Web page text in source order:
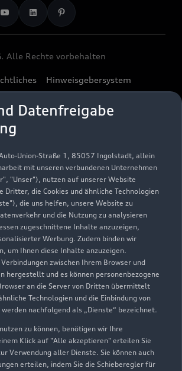
Datenfreigabe
Auto-Union-Straße 1, 85057 Ingolstadt, allein
mit unseren verbundenen Unternehmen
"Unser"), nutzen auf unserer Website
Dritter, die Cookies und ähnliche Technologien
die uns helfen, unsere Website zu
und die Nutzung zu analysieren
zugeschnittene Inhalte anzuzeigen,
Werbung. Zudem binden wir
um Ihnen diese Inhalte anzuzeigen.
zwischen Ihrem Browser und
hergestellt und es können personenbezogene
an die Server von Dritten übermittelt
Technologien und die Einbindung von
nachfolgend als „Dienste“ bezeichnet.
zu können, benötigen wir Ihre
Klick auf "Alle akzeptieren" erteilen Sie
Verwendung aller Dienste. Sie können auch
erteilen, indem Sie die Schieberegler für
Alle Rechte vorbehalten
Hinweisgebersystem
Barrierefreiheit
AG, In der Spöck 4, 77656
mit unseren Audi Partnern.
spiegelt den aktuellen Ankaufswert
für den Ankauf oder die Inzahlungnahme
wider. Wir nutzen dafür sowohl DAT
aktuelle Marktpreise. Der gezeigte Wert
- Wert beeinflussende
und der individuelle
können hier nicht vollends
Aus diesen Gründen kann die
erst nach einer Prüfung des Fahrzeugs
bzw. einen Kfz-Sachverständigen